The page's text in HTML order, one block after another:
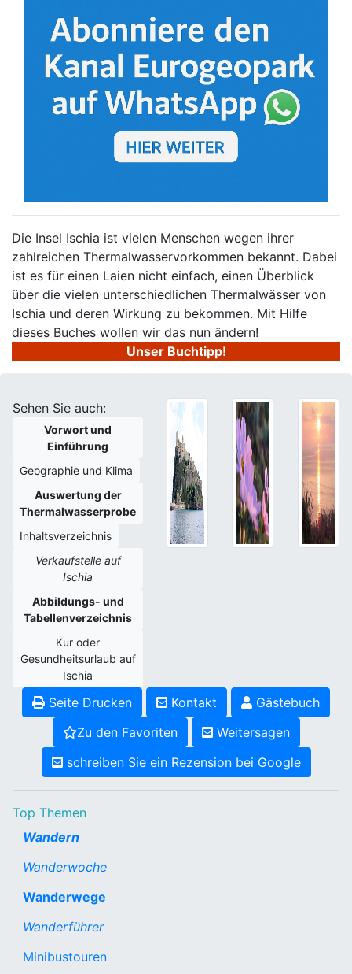
Die Insel Ischia ist vielen Menschen wegen ihrer
zahlreichen Thermalwasservorkommen bekannt. Dabei
ist es für einen Laien nicht einfach, einen Überblick
über die vielen unterschiedlichen Thermalwässer von
Ischia und deren Wirkung zu bekommen. Mit Hilfe
dieses Buches wollen wir das nun ändern!
Unser Buchtipp!
Sehen Sie auch:
Vorwort und
Einführung
Geographie und Klima
Auswertung der
Thermalwasserprobe
Inhaltsverzeichnis
Verkaufstelle auf
Ischia
Abbildungs- und
Tabellenverzeichnis
Kur oder
Gesundheitsurlaub auf
Ischia
Seite Drucken Kontakt
Gästebuch
Zu den Favoriten
Weitersagen
schreiben Sie ein Rezension bei Google
Top Themen
Wandern
Wanderwoche
Wanderwege
Wanderführer
Minibustouren